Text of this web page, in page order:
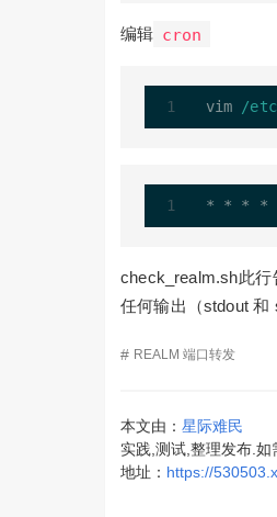
编辑 cron
vim /
* * * *
check_realm.sh此
任何输出（stdout 和
# REALM 端口转发
本文由： 星际难民
实践,测试,整理发布.
地址： https://